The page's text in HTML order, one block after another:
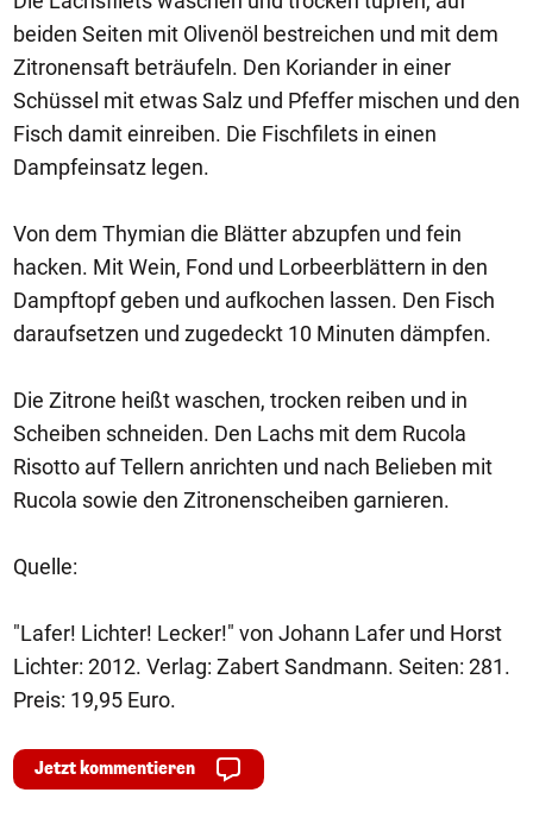
beiden Seiten mit Olivenöl bestreichen und mit dem
Zitronensaft beträufeln. Den Koriander in einer
Schüssel mit etwas Salz und Pfeffer mischen und den
Fisch damit einreiben. Die Fischfilets in einen
Dampfeinsatz legen.
Von dem Thymian die Blätter abzupfen und fein
hacken. Mit Wein, Fond und Lorbeerblättern in den
Dampftopf geben und aufkochen lassen. Den Fisch
daraufsetzen und zugedeckt 10 Minuten dämpfen.
Die Zitrone heißt waschen, trocken reiben und in
Scheiben schneiden. Den Lachs mit dem Rucola
Risotto auf Tellern anrichten und nach Belieben mit
Rucola sowie den Zitronenscheiben garnieren.
Quelle:
"Lafer! Lichter! Lecker!" von Johann Lafer und Horst
Lichter: 2012. Verlag: Zabert Sandmann. Seiten: 281.
Preis: 19,95 Euro.
Jetzt kommentieren